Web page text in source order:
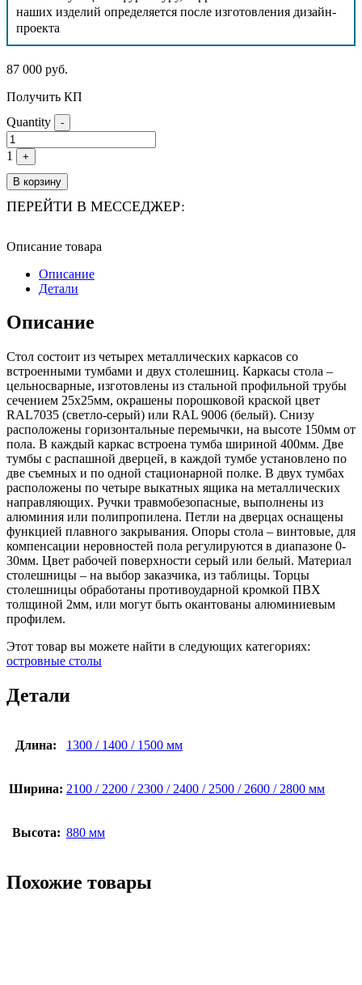
наших изделий определяется после изготовления дизайн-
проекта
87 000 руб.
Получить КП
Quantity
-
1 +
В корзину
ПЕРЕЙТИ В МЕССЕДЖЕР:
Описание товара
Описание
Детали
Описание
Стол состоит из четырех металлических каркасов со
встроенными тумбами и двух столешниц. Каркасы стола –
цельносварные, изготовлены из стальной профильной трубы
сечением 25х25мм, окрашены порошковой краской цвет
RAL7035 (светло-серый) или RAL 9006 (белый). Снизу
расположены горизонтальные перемычки, на высоте 150мм от
пола. В каждый каркас встроена тумба шириной 400мм. Две
тумбы с распашной дверцей, в каждой тумбе установлено по
две съемных и по одной стационарной полке. В двух тумбах
расположены по четыре выкатных ящика на металлических
направляющих. Ручки травмобезопасные, выполнены из
алюминия или полипропилена. Петли на дверцах оснащены
функцией плавного закрывания. Опоры стола – винтовые, для
компенсации неровностей пола регулируются в диапазоне 0-
30мм. Цвет рабочей поверхности серый или белый. Материал
столешницы – на выбор заказчика, из таблицы. Торцы
столешницы обработаны противоударной кромкой ПВХ
толщиной 2мм, или могут быть окантованы алюминиевым
профилем.
Этот товар вы можете найти в следующих категориях:
островные столы
Детали
Длина: 1300 / 1400 / 1500 мм
Ширина: 2100 / 2200 / 2300 / 2400 / 2500 / 2600 / 2800 мм
Высота: 880 мм
Похожие товары